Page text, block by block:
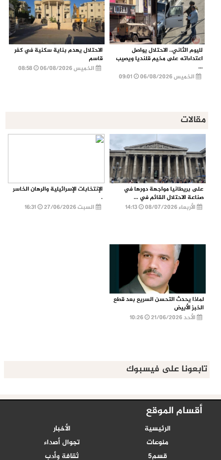
لليوم الثاني.. الاحتلال يواصل
اعتداءاته على مخيم قلنديا ويصيب
...
الخميس 06/08/2026
الاحتلال يهدم بناية سكنية في كفر
قاسم
الخميس 06/08/2026
08:58
مقالات
على بريطانيا مواجهة دورها في
صناعة الاحتلال القائم في ...
الأربعاء 08/07/2026
الإنتخابات الإسرائيلية والرهان الخاسر
.
السبت 27/06/2026
16:31
لماذا يحدث التحسن السريع بعد قطع
الخبز الأبيض
الأحد 21/06/2026
تابعونا على فيسبوك
أقسام الموقع
الرئيسية
الأخبار
منوعات
تجوال أصداء
قسم5
ثقافة وأدب